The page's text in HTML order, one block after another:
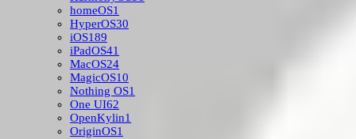
homeOS1
HyperOS30
iOS189
iPadOS41
MacOS24
MagicOS10
Nothing OS1
One UI62
OpenKylin1
OriginOS1